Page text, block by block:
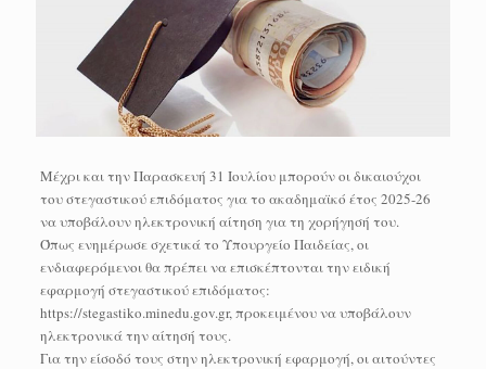
Μέχρι και την Παρασκευή 31 Ιουλίου μπορούν οι δικαιούχοι
του στεγαστικού επιδόματος για το ακαδημαϊκό έτος 2025-26
να υποβάλουν ηλεκτρονική αίτηση για τη χορήγησή του.
Όπως ενημέρωσε σχετικά το Υπουργείο Παιδείας, οι
ενδιαφερόμενοι θα πρέπει να επισκέπτονται την ειδική
εφαρμογή στεγαστικού επιδόματος:
https://stegastiko.minedu.gov.gr, προκειμένου να υποβάλουν
ηλεκτρονικά την αίτησή τους.
Για την είσοδό τους στην ηλεκτρονική εφαρμογή, οι αιτούντες